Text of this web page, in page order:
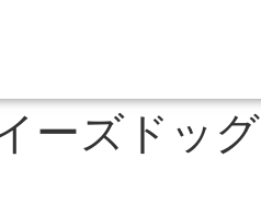
ーズドッグ